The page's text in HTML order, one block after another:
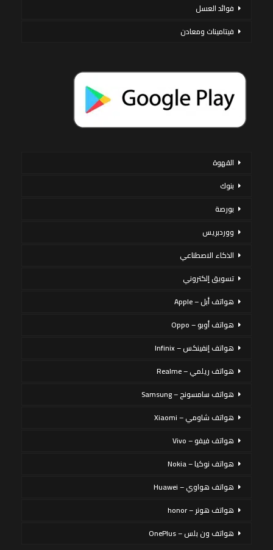
فوائد العسل
فيتامينات ومعادن
القهوة
بنوك
بورصة
ووردبريس
الذكاء الاصطناعي
تسويق إلكتروني
هواتف أبل – Apple
هواتف أوبو – Oppo
هواتف إنفينكس – Infinix
هواتف ريلمي – Realme
هواتف سامسونج – Samsung
هواتف شاومي – Xiaomi
هواتف فيفو – Vivo
هواتف نوكيا – Nokia
هواتف هواوي – Huawei
هواتف هونر – honor
هواتف ون بلس – OnePlus